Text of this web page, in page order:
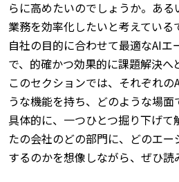
らに高めたいのでしょうか。 ある
業務を効率化したいと考えている
自社の目的に合わせて最適なAIエ
で、的確かつ効果的に課題解決へ
このセクションでは、それぞれ
うな機能を持ち、どのような場
具体的に、一つひとつ掘り下げて
たの会社のどの部門に、どのエ
するのかを想像しながら、ぜひ読